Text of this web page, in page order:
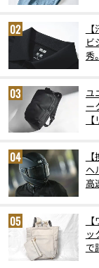
ビ
秀
ユ
ー
ヘ
高
ッ
で